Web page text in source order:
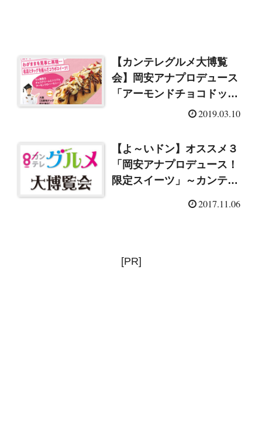
【カンテレグルメ大博覧
会】岡安アナプロデュース
「アーモンドチョコドッ
グ」あべのハルカス2019.03.10
【よ～いドン】オススメ３
「岡安アナプロデュース！
限定スイーツ」～カンテレ
2017.11.06
[PR]